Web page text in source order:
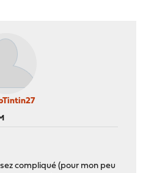
compliqué (pour mon peu